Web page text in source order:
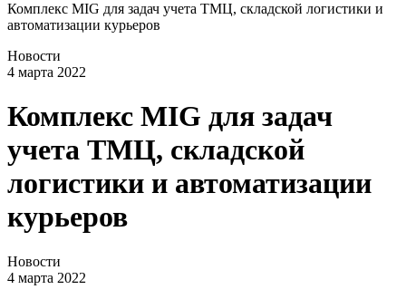
Комплекс MIG для задач учета ТМЦ, складской логистики и
автоматизации курьеров
Новости
4 марта 2022
Комплекс MIG для задач
учета ТМЦ, складской
логистики и автоматизации
курьеров
Новости
4 марта 2022